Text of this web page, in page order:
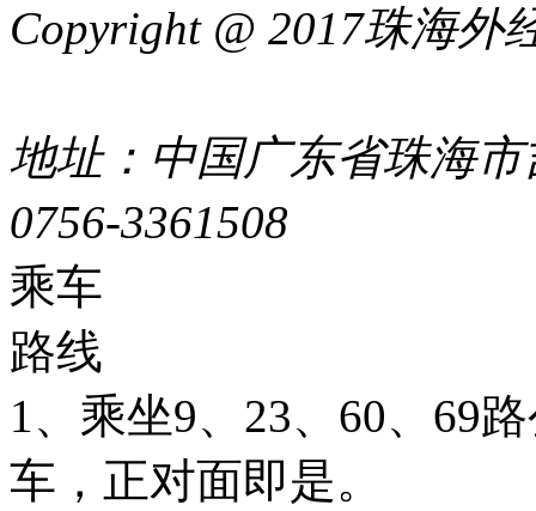
Copyright @ 2017珠海
地址：中国广东省珠海
0756-3361508
乘车
路线
1、乘坐9、23、60、69
车，正对面即是。